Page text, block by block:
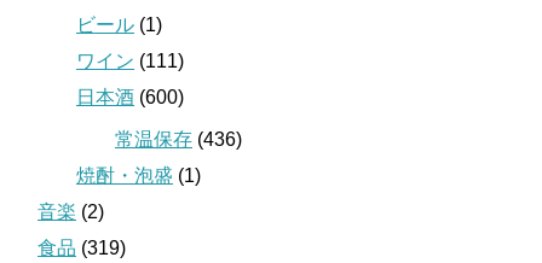
ビール (1)
ワイン (111)
日本酒 (600)
常温保存 (436)
焼酎・泡盛 (1)
音楽 (2)
食品 (319)